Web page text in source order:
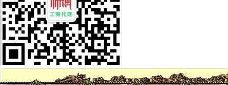
涪陵局开展“诚信市场”代理注销分公司评比促进集贸市场规范发展
巫溪局采取三项措施整顿规范食品市分公司营业执照注销场
永川局重庆注销税务采取三项措施规范执法行为
酉局重庆注销分公司开展夏季食品及个体户验照亮照经营专项整见成效
梁平局化招生广告市重庆注销分公司场监管
大渡口区工商分局分公司营业执照注销整中介机构做到＂四个到位＂
涪陵局代理注销分公司举行例较大数额罚款听证会
市代办注销分公司局落实王鸿举市长批示精 切实抓好生猪市场监管